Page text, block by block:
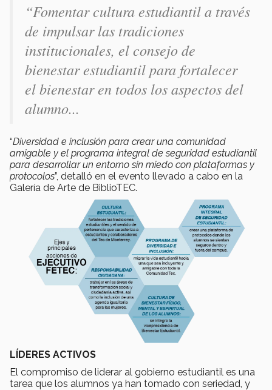
“Fomentar cultura estudiantil a través
de impulsar las tradiciones
institucionales, el consejo de
bienestar estudiantil para fortalecer
el bienestar en todos los aspectos del
alumno...
“Diversidad e inclusión para crear una comunidad
amigable y el programa integral de seguridad estudiantil
para desarrollar un entorno sin miedo con plataformas y
protocolos”, detalló en el evento llevado a cabo en la
Galería de Arte de BiblioTEC.
LÍDERES ACTIVOS
El compromiso de liderar al gobierno estudiantil es una
tarea que los alumnos ya han tomado con seriedad, y